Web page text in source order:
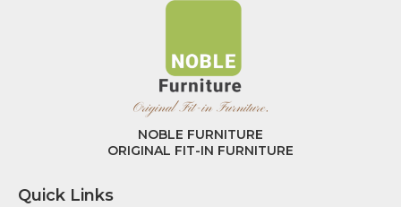
NOBLE FURNITURE
ORIGINAL FIT-IN FURNITURE
Quick Links